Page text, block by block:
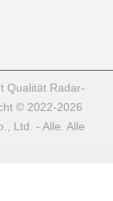
Radar-
© 2022-2026
Ltd. - Alle. Alle